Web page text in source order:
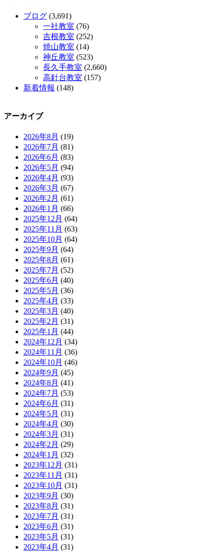
ブログ (3,691)
一社教室 (76)
吉根教室 (252)
焼山教室 (14)
神丘教室 (523)
長久手教室 (2,660)
高針台教室 (157)
新着情報 (148)
アーカイブ
2026年8月 (19)
2026年7月 (81)
2026年6月 (83)
2026年5月 (94)
2026年4月 (93)
2026年3月 (67)
2026年2月 (61)
2026年1月 (66)
2025年12月 (64)
2025年11月 (63)
2025年10月 (64)
2025年9月 (64)
2025年8月 (61)
2025年7月 (52)
2025年6月 (40)
2025年5月 (36)
2025年4月 (33)
2025年3月 (40)
2025年2月 (31)
2025年1月 (44)
2024年12月 (34)
2024年11月 (36)
2024年10月 (46)
2024年9月 (45)
2024年8月 (41)
2024年7月 (53)
2024年6月 (31)
2024年5月 (31)
2024年4月 (30)
2024年3月 (31)
2024年2月 (29)
2024年1月 (32)
2023年12月 (31)
2023年11月 (31)
2023年10月 (31)
2023年9月 (30)
2023年8月 (31)
2023年7月 (31)
2023年6月 (31)
2023年5月 (31)
2023年4月 (31)